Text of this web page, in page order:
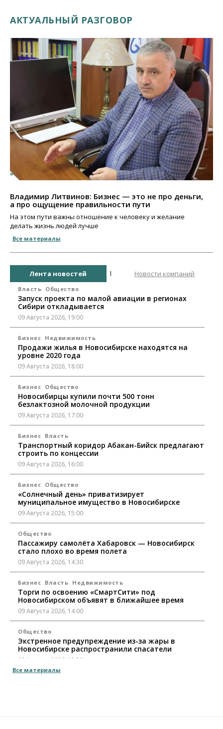
АКТУАЛЬНЫЙ РАЗГОВОР
Владимир Литвинов: Бизнес — это не про деньги,
а про ощущение правильности пути
На этом пути важны отношение к человеку и желание
делать жизнь людей лучше
Все материалы
Лента новостей Новости компаний
Власть Общество
Запуск проекта по малой авиации в регионах
Сибири откладывается
09 Августа 2026, 19:00
Бизнес Недвижимость
Продажи жилья в Новосибирске находятся на
уровне 2020 года
09 Августа 2026, 18:00
Бизнес Общество
Новосибирцы купили почти 500 тонн
безлактозной молочной продукции
09 Августа 2026, 17:00
Бизнес Власть
Транспортный коридор Абакан-Бийск предлагают
строить по концессии
09 Августа 2026, 16:00
Бизнес Общество
«Солнечный день» приватизирует
муниципальное имущество в Новосибирске
09 Августа 2026, 15:00
Общество
Пассажиру самолёта Хабаровск — Новосибирск
стало плохо во время полета
09 Августа 2026, 14:30
Бизнес Власть Недвижимость
Торги по освоению «СмартСити» под
Новосибирском объявят в ближайшее время
09 Августа 2026, 14:00
Общество
Экстренное предупреждение из-за жары в
Новосибирске распространили спасатели
09 Августа 2026, 13:30
Все материалы